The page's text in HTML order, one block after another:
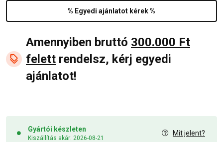
% Egyedi ajánlatot kérek %
Amennyiben bruttó 300.000 Ft
felett rendelsz, kérj egyedi
ajánlatot!
Gyártói készleten
Kiszállítás akár: 2026-08-21
Mit jelent?